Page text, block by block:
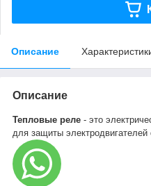
Описание
Описание
Тепловые реле - это
для защиты электродвигателей